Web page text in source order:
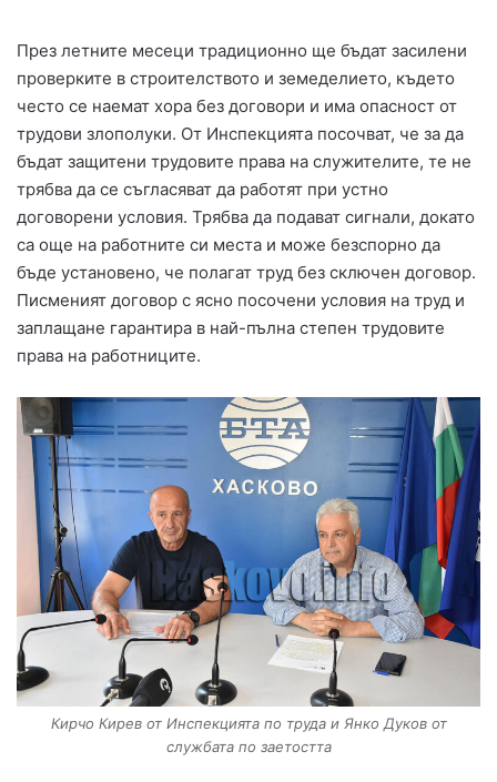
През летните месеци традиционно ще бъдат засилени
проверките в строителството и земеделието, където
често се наемат хора без договори и има опасност от
трудови злополуки. От Инспекцията посочват, че за да
бъдат защитени трудовите права на служителите, те не
трябва да се съгласяват да работят при устно
договорени условия. Трябва да подават сигнали, докато
са още на работните си места и може безспорно да
бъде установено, че полагат труд без сключен договор.
Писменият договор с ясно посочени условия на труд и
заплащане гарантира в най-пълна степен трудовите
права на работниците.
Кирчо Кирев от Инспекцията по труда и Янко Дуков от
службата по заетостта